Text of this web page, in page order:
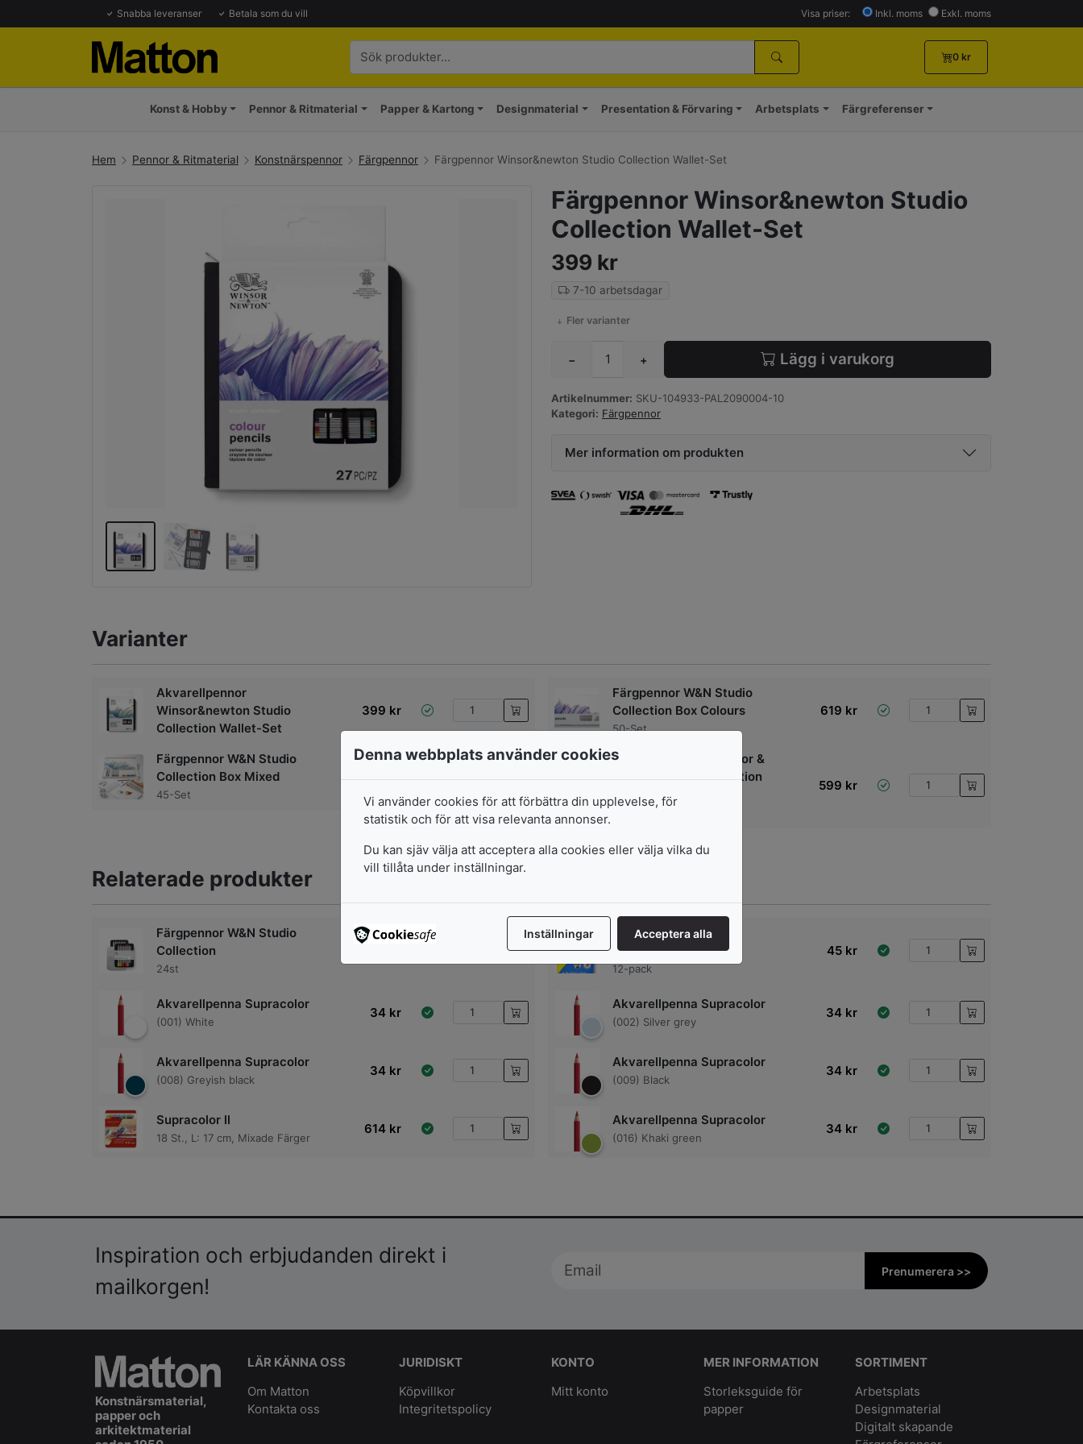
Snabba leveranser Betala som du vill Visa priser: Inkl. moms Exkl. moms
0 kr
Konst & Hobby Pennor & Ritmaterial Papper & Kartong Designmaterial Presentation & Förvaring Arbetsplats Färgreferenser
Hem Pennor & Ritmaterial Konstnärspennor Färgpennor Färgpennor Winsor&newton Studio Collection Wallet-Set
Färgpennor Winsor&newton Studio
Collection Wallet-Set
399 kr
7-10 arbetsdagar
Fler varianter
− + Lägg i varukorg
Artikelnummer: SKU-104933-PAL2090004-10
Kategori: Färgpennor
Mer information om produkten
Varianter
Akvarellpennor
Winsor&newton Studio
Collection Wallet-Set
399 kr
Färgpennor W&N Studio
Collection Box Mixed
45-Set
642kr
Färgpennor W&N Studio
Collection Box Colours
50-Set
619 kr
Akvarellpennset Winsor &
Newton Studio Collection
Box
599 kr
Relaterade produkter
Färgpennor W&N Studio
Collection
24st
Akvarellpenna Supracolor
(001) White
34 kr
Akvarellpenna Supracolor
(008) Greyish black
34 kr
Supracolor ll
18 St., L: 17 cm, Mixade Färger
614 kr
Färgpennor Staedtler
Noris
12-pack
45 kr
Akvarellpenna Supracolor
(002) Silver grey
34 kr
Akvarellpenna Supracolor
(009) Black
34 kr
Akvarellpenna Supracolor
(016) Khaki green
34 kr
Inspiration och erbjudanden direkt i
mailkorgen!
Prenumerera >>
Konstnärsmaterial,
papper och
arkitektmaterial
LÄR KÄNNA OSS
Om Matton
Kontakta oss
JURIDISKT
Köpvillkor
Integritetspolicy
KONTO
Mitt konto
MER INFORMATION
Storleksguide för
papper
SORTIMENT
Arbetsplats
Designmaterial
Digitalt skapande
Denna webbplats använder cookies
Vi använder cookies för att förbättra din upplevelse, för
statistik och för att visa relevanta annonser.
Du kan sjäv välja att acceptera alla cookies eller välja vilka du
vill tillåta under inställningar.
Inställningar Acceptera alla